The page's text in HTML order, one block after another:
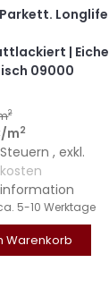
Longlife
| Eiche
09000
2
/m2
Steuern,exkl.
5-10 Werktage
Warenkorb